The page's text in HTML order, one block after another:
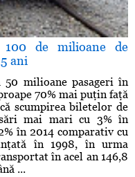
100 de milioane de
ani
50 milioane pasageri în
70% mai puţin faţă
scumpirea biletelor de
mai mari cu 3% în
în 2014 comparativ cu
în 1998, în urma
în acel an 146,8
...